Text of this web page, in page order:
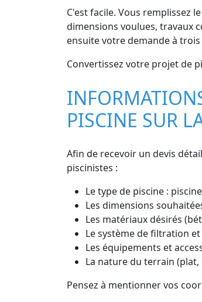
C'est facile. Vous remplissez
dimensions voulues, travaux
ensuite votre demande à
Convertissez votre projet de
PISCINE SUR
Afin de recevoir un devis
piscinistes :
Le type de piscine :
Les dimensions
Les matériaux désirés
Le système de filtration
Les équipements et
La nature du terrain
Pensez à mentionner vos